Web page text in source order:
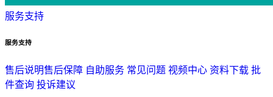
服务支持
服务支持
售后说明售后保障 自助服务 常见问题 视频中心 资料下载 批
件查询 投诉建议